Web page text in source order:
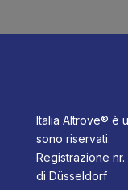
Italia Altrove® è
sono riservati.
Registrazione
di Düsseldorf